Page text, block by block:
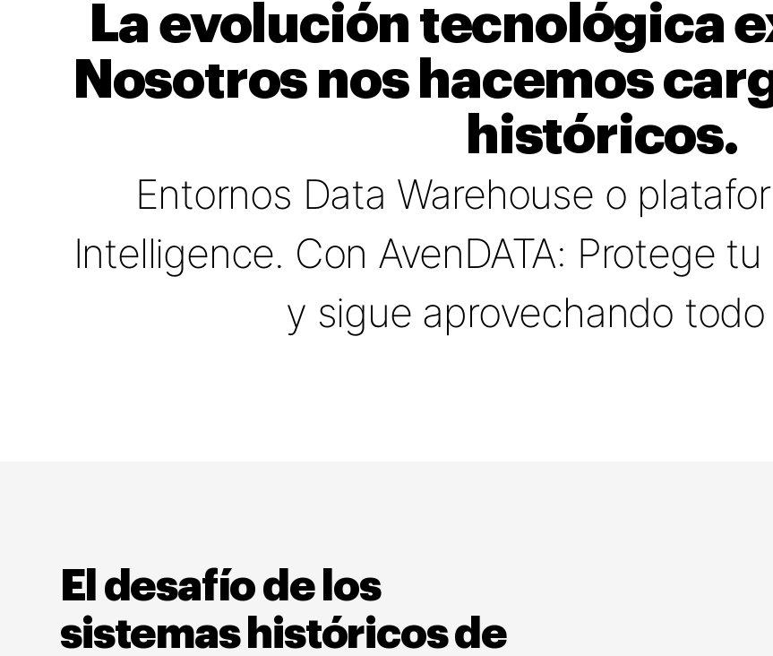
La evolución tecnológica
Nosotros nos hacemos
históricos.
Entornos Data Warehouse o
Intelligence. Con AvenDATA: Protege
y sigue aprovechando todo
El desafío de los
sistemas históricos de